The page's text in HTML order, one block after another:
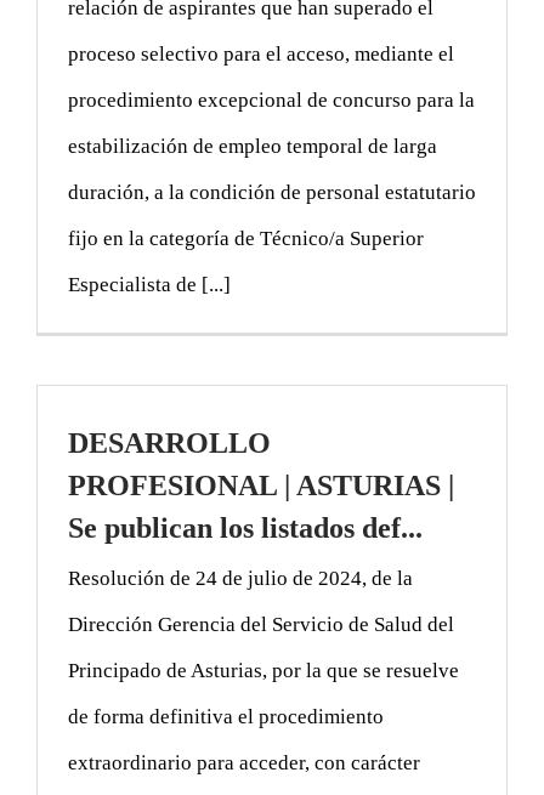
relación de aspirantes que han superado el
proceso selectivo para el acceso, mediante el
procedimiento excepcional de concurso para la
estabilización de empleo temporal de larga
duración, a la condición de personal estatutario
fijo en la categoría de Técnico/a Superior
Especialista de [...]
DESARROLLO
PROFESIONAL | ASTURIAS |
Se publican los listados def...
Resolución de 24 de julio de 2024, de la
Dirección Gerencia del Servicio de Salud del
Principado de Asturias, por la que se resuelve
de forma definitiva el procedimiento
extraordinario para acceder, con carácter